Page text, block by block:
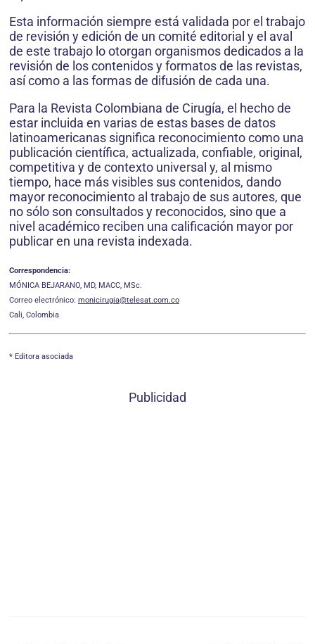
Esta información siempre está validada por el trabajo
de revisión y edición de un comité editorial y el aval
de este trabajo lo otorgan organismos dedicados a la
revisión de los contenidos y formatos de las revistas,
así como a las formas de difusión de cada una.
Para la Revista Colombiana de Cirugía, el hecho de
estar incluida en varias de estas bases de datos
latinoamericanas significa reconocimiento como una
publicación científica, actualizada, confiable, original,
competitiva y de contexto universal y, al mismo
tiempo, hace más visibles sus contenidos, dando
mayor reconocimiento al trabajo de sus autores, que
no sólo son consultados y reconocidos, sino que a
nivel académico reciben una calificación mayor por
publicar en una revista indexada.
Correspondencia:
MÓNICA BEJARANO, MD, MACC, MSc.
Correo electrónico: monicirugia@telesat.com.co
Cali, Colombia
* Editora asociada
Publicidad